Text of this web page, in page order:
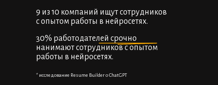
9 из 10 компаний ищут сотрудников
с опытом работы в нейросетях.
* исследование Resume Builder о ChatGPT
30% работодателей срочно
нанимают сотрудников с опытом
работы в нейросетях.